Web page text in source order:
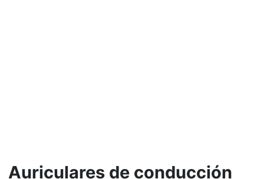
Auriculares de conducción